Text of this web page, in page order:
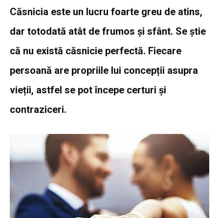
Căsnicia este un lucru foarte greu de atins,
dar totodată atât de frumos și sfânt. Se știe
că nu există căsnicie perfectă. Fiecare
persoană are propriile lui concepții asupra
vieții, astfel se pot începe certuri și
contraziceri.